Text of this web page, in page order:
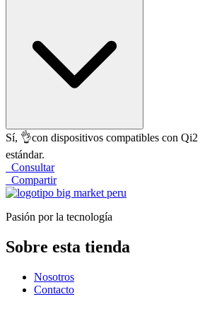
Sí, 👌con dispositivos compatibles con
estándar.
Consultar
Compartir
Pasión por la tecnología
Sobre esta tienda
Nosotros
Contacto